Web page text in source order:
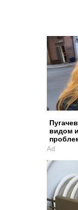
видом
Ad